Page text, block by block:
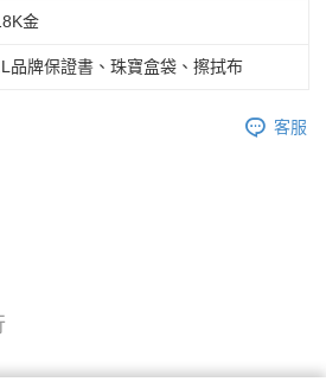
金
品牌保證書、珠寶盒袋、擦拭布
客服